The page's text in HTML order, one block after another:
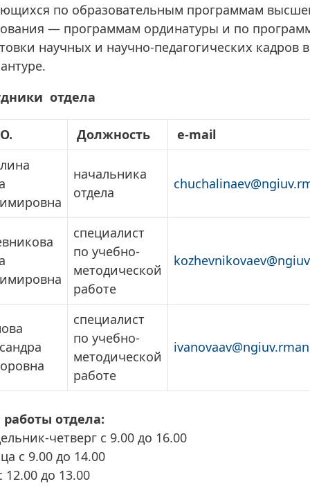
по образовательным программам
— программам ординатуры и по
научных и научно-педагогических кадров в
отдела
Должность
e-mail
начальника
отдела
специалист
по учебно-
методической
работе
специалист
по учебно-
методической
работе
отдела:
четверг с 9.00 до 16.00
с 9.00 до 14.00
12.00 до 13.00